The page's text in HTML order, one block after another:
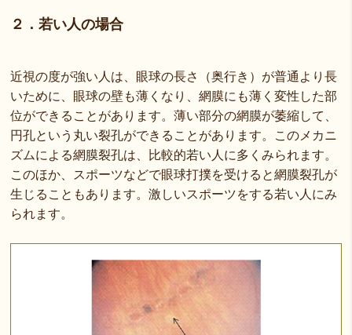
２．若い人の場合
近視の度が強い人は、眼球の長さ（奥行き）が普通より長
いために、眼球の壁も薄くなり、網膜にも薄く変性した部
位ができることがあります。薄い部分の網膜が萎縮して、
円孔という丸い裂孔ができることがあります。このメカニ
ズムによる網膜裂孔は、比較的若い人に多くみられます。
このほか、スポーツなどで眼球打撲を受けると網膜裂孔が
生じることもあります。激しいスポーツをする若い人にみ
られます。